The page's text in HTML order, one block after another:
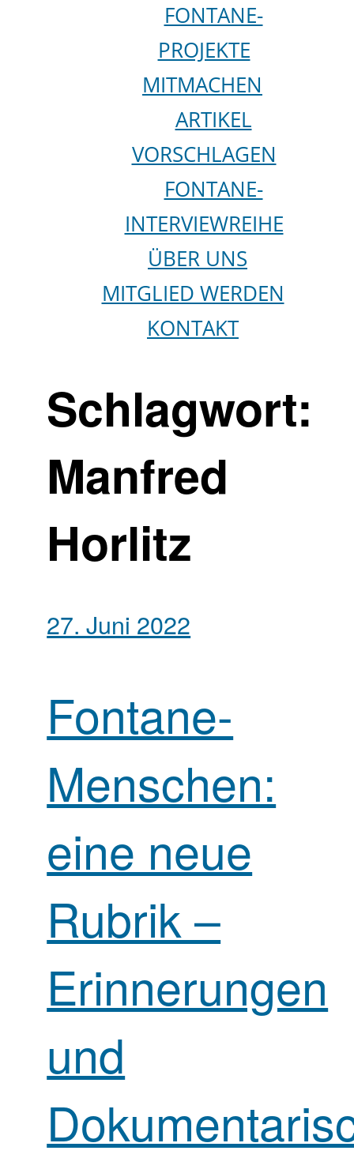
FONTANE-
PROJEKTE
MITMACHEN
ARTIKEL
VORSCHLAGEN
FONTANE-
INTERVIEWREIHE
ÜBER UNS
MITGLIED WERDEN
KONTAKT
Schlagwort:
Manfred
Horlitz
27. Juni 2022
Fontane-
Menschen:
eine neue
Rubrik –
Erinnerungen
und